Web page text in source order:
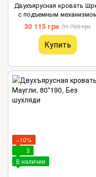
Двухъярусная кровать
с подъемным
30 115 грн 31 700 грн
Купить
−10%
3
В наличии